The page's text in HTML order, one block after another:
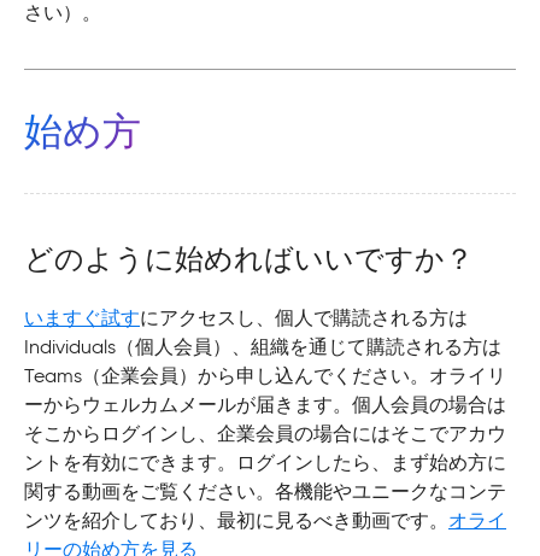
さい）。
始め方
どのように始めればいいですか？
いますぐ試すにアクセスし、個人で購読される方は
Individuals（個人会員）、組織を通じて購読される方は
Teams（企業会員）から申し込んでください。オライリ
ーからウェルカムメールが届きます。個人会員の場合は
そこからログインし、企業会員の場合にはそこでアカウ
ントを有効にできます。ログインしたら、まず始め方に
関する動画をご覧ください。各機能やユニークなコンテ
ンツを紹介しており、最初に見るべき動画です。 オライ
リーの始め方を見る